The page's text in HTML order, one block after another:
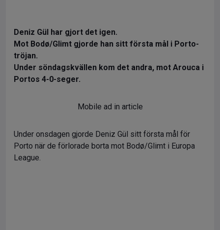
Deniz Gül har gjort det igen.
Mot Bodø/Glimt gjorde han sitt första mål i Porto-
tröjan.
Under söndagskvällen kom det andra, mot Arouca i
Portos 4-0-seger.
Mobile ad in article
Under onsdagen gjorde Deniz Gül sitt första mål för
Porto när de förlorade borta mot Bodø/Glimt i Europa
League.